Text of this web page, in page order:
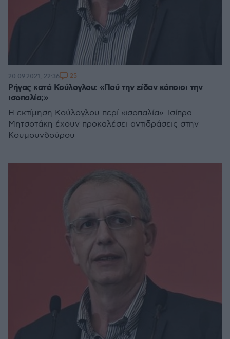
Ρήγας κατά Κούλογλου: «Πού την είδαν κάποιοι την
ισοπαλία;»
Η εκτίμηση Κούλογλου περί «ισοπαλία» Τσίπρα -
Μητσοτάκη έχουν προκαλέσει αντιδράσεις στην
Κουμουνδούρου
20.09.2021, 22:36 25